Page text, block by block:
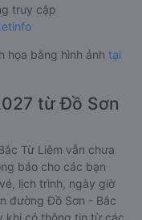
truy cập
họa bằng hình ảnh tại
từ Đồ Sơn
Từ Liêm vẫn chưa
báo cho các bạn
lịch trình, ngày giờ
đường Đồ Sơn - Bắc
khi có thông tin từ các